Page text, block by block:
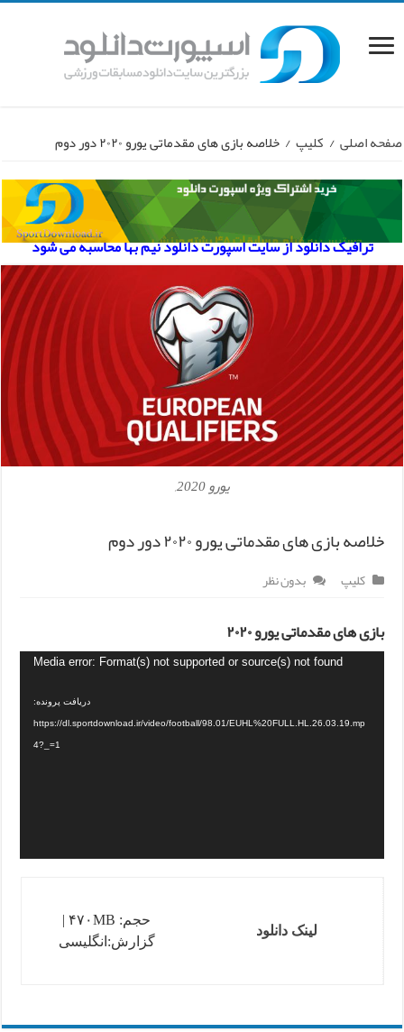
صفحه اصلی / کلیپ / خلاصه بازی های مقدماتی یورو ۲۰۲۰ دور دوم
ترافیک دانلود از سایت اسپورت دانلود نیم بها محاسبه می شود
یورو 2020,
خلاصه بازی های مقدماتی یورو ۲۰۲۰ دور دوم
کلیپ بدون نظر
بازی های مقدماتی یورو ۲۰۲۰
Media error: Format(s) not supported or source(s) not found
دریافت پرونده:
https://dl.sportdownload.ir/video/football/98.01/EUHL%20FULL.HL.26.03.19.mp
4?_=1
لینک دانلود
حجم: ۴۷۰MB |
گزارش:انگلیسی